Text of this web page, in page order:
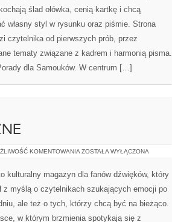
ślad ołówka, cenią kartkę i chcą
własny styl w rysunku oraz piśmie. Strona
czytelnika od pierwszych prób, przez
tematy związane z kadrem i harmonią pisma.
dla Samouków. W centrum […]
KOMENTOWANIA CIEKAWOSTKI
ZOSTAŁA WYŁĄCZONA
kulturalny magazyn dla fanów dźwięków, który
z myślą o czytelnikach szukających emocji po
ale też o tych, którzy chcą być na bieżąco.
w którym brzmienia spotykają się z